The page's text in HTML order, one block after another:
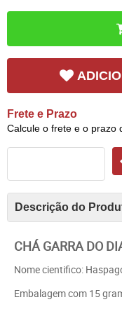
Frete e Prazo
Calcule o frete e o prazo
Descrição do
CHÁ GARRA DO
Nome cientifico:
Embalagem com 15